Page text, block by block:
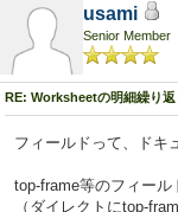
usami
Senior Member
RE: Worksheetの明細繰り返
フィールドって、ドキ
top-frame等のフィール
（ダイレクトにtop-